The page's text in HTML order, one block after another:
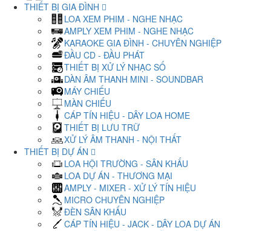
THIẾT BỊ GIA ĐÌNH
LOA XEM PHIM - NGHE NHẠC
AMPLY XEM PHIM - NGHE NHẠC
KARAOKE GIA ĐÌNH - CHUYÊN NGHIỆP
ĐẦU CD - ĐẦU PHÁT
THIẾT BỊ XỬ LÝ NHẠC SỐ
DÀN ÂM THANH MINI - SOUNDBAR
MÁY CHIẾU
MÀN CHIẾU
CÁP TÍN HIỆU - DÂY LOA HOME
THIẾT BỊ LƯU TRỮ
XỬ LÝ ÂM THANH - NỘI THẤT
THIẾT BỊ DỰ ÁN
LOA HỘI TRƯỜNG - SÂN KHẤU
LOA DỰ ÁN - THƯƠNG MẠI
AMPLY - MIXER - XỬ LÝ TÍN HIỆU
MICRO CHUYÊN NGHIỆP
ĐÈN SÂN KHẤU
CÁP TÍN HIỆU - JACK - DÂY LOA DỰ ÁN